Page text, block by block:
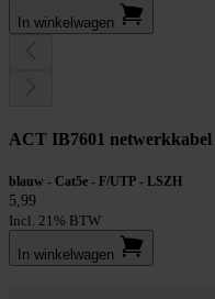
In winkel­wagen
ACT IB7601 netwerkkabel
blauw - Cat5e - F/UTP - LSZH
5,99
Incl. 21% BTW
In winkel­wagen